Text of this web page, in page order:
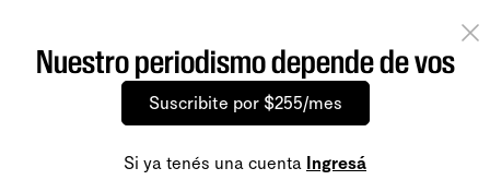
Nuestro periodismo depende de vos
Suscribite por $255/mes
Si ya tenés una cuenta Ingresá